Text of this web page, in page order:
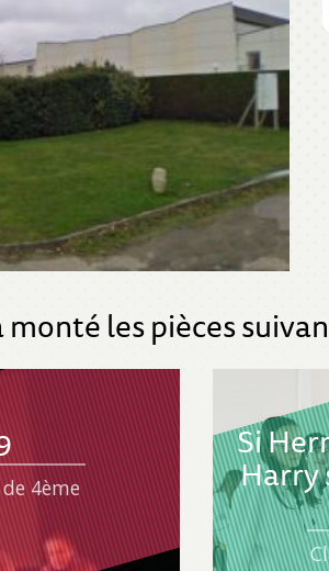
monté les pièces
de 4ème
Si
Harry